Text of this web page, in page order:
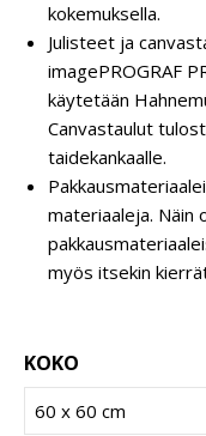
kokemuksella.
Julisteet ja
imagePROGRAF
käytetään
Canvastaulut
taidekankaalle.
materiaaleja. Näin
myös itsekin
KOKO